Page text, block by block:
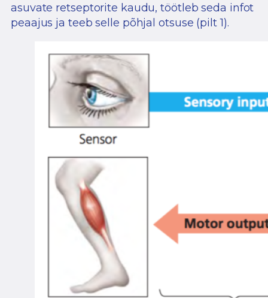
asuvate retseptorite kaudu, töötleb seda infot
peaajus ja teeb selle põhjal otsuse (pilt 1).